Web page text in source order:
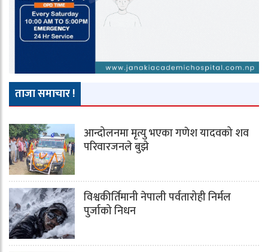
ताजा समाचार !
आन्दोलनमा मृत्यु भएका गणेश यादवको शव
परिवारजनले बुझे
विश्वकीर्तिमानी नेपाली पर्वतारोही निर्मल
पुर्जाको निधन